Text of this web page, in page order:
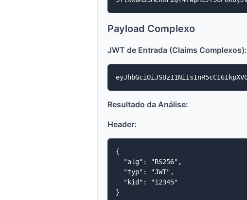
Payload Complexo
JWT de Entrada (Claims Complexos):
Resultado da Análise:
Header:
{
  "alg": "RS256",
  "typ": "JWT",
  "kid": "12345"